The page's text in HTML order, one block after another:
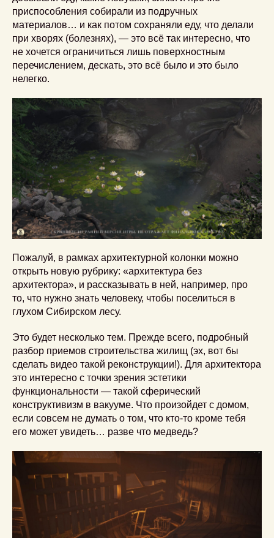
приспособления собирали из подручных
материалов… и как потом сохраняли еду, что делали
при хворях (болезнях), — это всё так интересно, что
не хочется ограничиться лишь поверхностным
перечислением, дескать, это всё было и это было
нелегко.
Пожалуй, в рамках архитектурной колонки можно
открыть новую рубрику: «архитектура без
архитектора», и рассказывать в ней, например, про
то, что нужно знать человеку, чтобы поселиться в
глухом Сибирском лесу.
Это будет несколько тем. Прежде всего, подробный
разбор приемов строительства жилищ (эх, вот бы
сделать видео такой реконструкции!). Для архитектора
это интересно с точки зрения эстетики
функциональности — такой сферический
конструктивизм в вакууме. Что произойдет с домом,
если совсем не думать о том, что кто-то кроме тебя
его может увидеть… разве что медведь?